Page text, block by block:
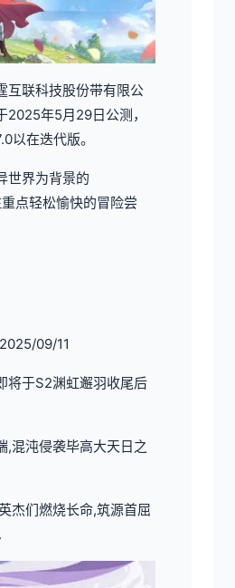
互联科技股份带有限公
2025年5月29日公测，
以在迭代版。
世界为背景的
点轻松愉快的冒险尝
09/11
将于S2渊虹邂羽收尾后
,混沌侵袭毕高大天日之
杰们燃烧长命,筑源首屈